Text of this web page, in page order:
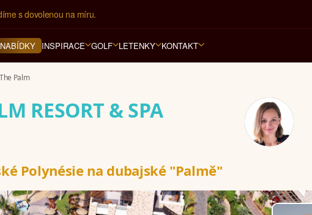
kancelář na luxusní dovolenou od 100.000 Kč.
INSPIRACE GOLF LETENKY KONTAKT
Palm
RESORT & SPA
Polynésie na dubajské "Palmě"